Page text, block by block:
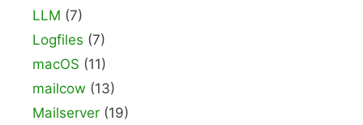
LLM (7)
Logfiles (7)
macOS (11)
mailcow (13)
Mailserver (19)